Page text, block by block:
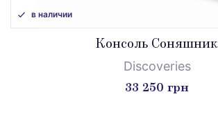
в наличии
Консоль Соняшник
Discoveries
33 250 грн